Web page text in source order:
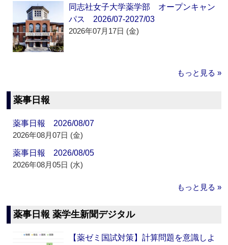
同志社女子大学薬学部 オープンキャン
パス 2026/07-2027/03
2026年07月17日 (金)
もっと見る »
薬事日報
薬事日報 2026/08/07
2026年08月07日 (金)
薬事日報 2026/08/05
2026年08月05日 (水)
もっと見る »
薬事日報 薬学生新聞デジタル
【薬ゼミ国試対策】計算問題を意識しよ